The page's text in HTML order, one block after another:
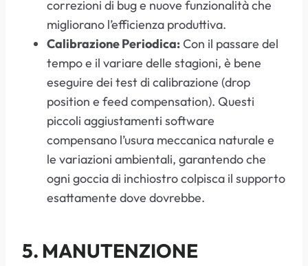
correzioni di bug e nuove funzionalità che
migliorano l’efficienza produttiva.
Calibrazione Periodica:Con il passare del
tempo e il variare delle stagioni, è bene
eseguire dei test di calibrazione (drop
position e feed compensation). Questi
piccoli aggiustamenti software
compensano l’usura meccanica naturale e
le variazioni ambientali, garantendo che
ogni goccia di inchiostro colpisca il supporto
esattamente dove dovrebbe.
5. MANUTENZIONE